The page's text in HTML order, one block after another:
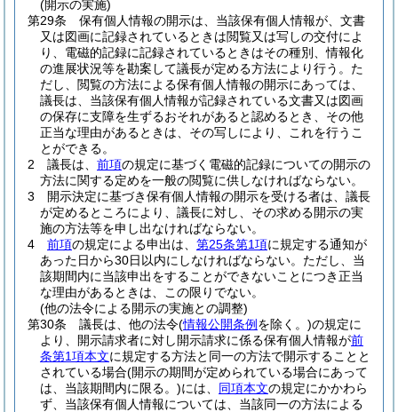
(開示の実施)
第29条
保有個人情報の開示は、当該保有個人情報が、文書
又は図画に記録されているときは閲覧又は写しの交付によ
り、電磁的記録に記録されているときはその種別、情報化
の進展状況等を勘案して議長が定める方法により行う。 た
だし、閲覧の方法による保有個人情報の開示にあっては、
議長は、当該保有個人情報が記録されている文書又は図画
の保存に支障を生ずるおそれがあると認めるとき、その他
正当な理由があるときは、その写しにより、これを行うこ
とができる。
2
議長は、 前項の規定に基づく電磁的記録についての開示の
方法に関する定めを一般の閲覧に供しなければならない。
3
開示決定に基づき保有個人情報の開示を受ける者は、議長
が定めるところにより、議長に対し、その求める開示の実
施の方法等を申し出なければならない。
4
前項の規定による申出は、 第25条第1項に規定する通知が
あった日から30日以内にしなければならない。 ただし、当
該期間内に当該申出をすることができないことにつき正当
な理由があるときは、この限りでない。
(他の法令による開示の実施との調整)
第30条
議長は、他の法令(情報公開条例 を除く。)の規定に
より、開示請求者に対し開示請求に係る保有個人情報が前
条第1項本文に規定する方法と同一の方法で開示することと
されている場合(開示の期間が定められている場合にあって
は、当該期間内に限る。)には、 同項本文の規定にかかわら
ず、当該保有個人情報については、当該同一の方法による